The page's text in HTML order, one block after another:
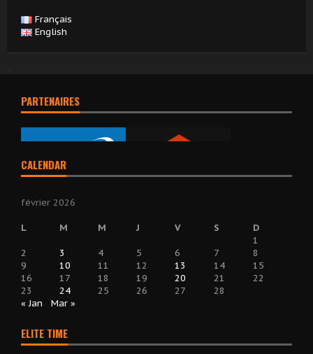
Français
English
PARTENAIRES
CALENDAR
février 2026
L M M J V S
D
1
2
3 4 5 6 7
8
9
10 11 12 13 14
15
16
17 18 19 20 21
22
23
24 25 26 27
28
« Jan
Mar »
ELITE TIME